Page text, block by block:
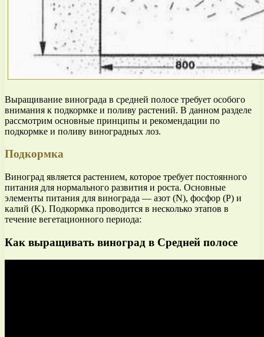
Выращивание винограда в средней полосе требует особого
внимания к подкормке и поливу растений. В данном разделе
рассмотрим основные принципы и рекомендации по
подкормке и поливу виноградных лоз.
Подкормка
Виноград является растением, которое требует постоянного
питания для нормального развития и роста. Основные
элементы питания для винограда — азот (N), фосфор (P) и
калий (K). Подкормка проводится в несколько этапов в
течение вегетационного периода:
Как выращивать виноград в Средней полосе